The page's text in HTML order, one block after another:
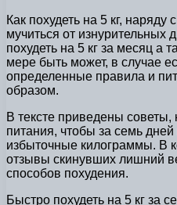
Как похудеть на 5 кг, наряду
мучиться от изнурительных
похудеть на 5 кг за месяц а
мере быть может, в случае
определенные правила и
образом.
В тексте приведены
питания, чтобы за семь
избыточные килограммы. В
отзывы скинувших лишний
способов похудения.
Быстро похудеть на 5 кг за